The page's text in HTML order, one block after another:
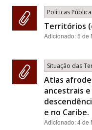
Políticas
Territórios
Adicionado:5 de
Situação das
Atlas
ancestrais
e no Caribe.
Adicionado:4 de